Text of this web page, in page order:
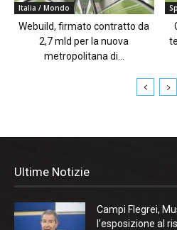
Italia / Mondo
Webuild, firmato contratto da
2,7 mld per la nuova
metropolitana di...
Ultime Notizie
Campi Flegrei,
l’esposizione al